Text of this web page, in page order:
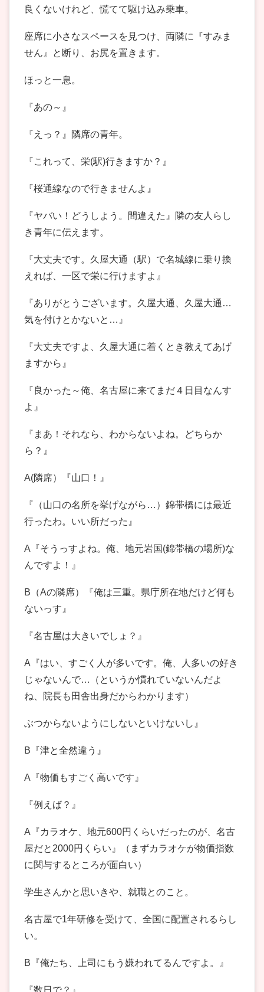
良くないけれど、慌てて駆け込み乗車。
座席に小さなスペースを見つけ、両隣に『すみま
せん』と断り、お尻を置きます。
ほっと一息。
『あの～』
『えっ？』隣席の青年。
『これって、栄(駅)行きますか？』
『桜通線なので行きませんよ』
『ヤバい！どうしよう。間違えた』隣の友人らし
き青年に伝えます。
『大丈夫です。久屋大通（駅）で名城線に乗り換
えれば、一区で栄に行けますよ』
『ありがとうございます。久屋大通、久屋大通…
気を付けとかないと…』
『大丈夫ですよ、久屋大通に着くとき教えてあげ
ますから』
『良かった～俺、名古屋に来てまだ４日目なんす
よ』
『まあ！それなら、わからないよね。どちらか
ら？』
A(隣席）『山口！』
『（山口の名所を挙げながら…）錦帯橋には最近
行ったわ。いい所だった』
A『そうっすよね。俺、地元岩国(錦帯橋の場所)な
んですよ！』
B（Aの隣席）『俺は三重。県庁所在地だけど何も
ないっす』
『名古屋は大きいでしょ？』
A『はい、すごく人が多いです。俺、人多いの好き
じゃないんで…（というか慣れていないんだよ
ね、院長も田舎出身だからわかります）
ぶつからないようにしないといけないし』
B『津と全然違う』
A『物価もすごく高いです』
『例えば？』
A『カラオケ、地元600円くらいだったのが、名古
屋だと2000円くらい』（まずカラオケが物価指数
に関与するところが面白い）
学生さんかと思いきや、就職とのこと。
名古屋で1年研修を受けて、全国に配置されるらし
い。
B『俺たち、上司にもう嫌われてるんですよ。』